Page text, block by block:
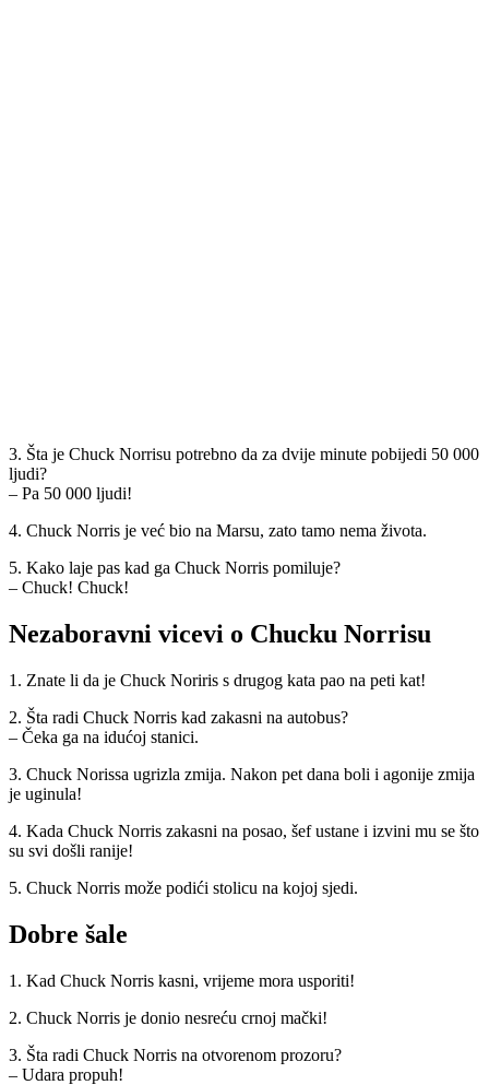
3. Šta je Chuck Norrisu potrebno da za dvije minute pobijedi 50 000
ljudi?
– Pa 50 000 ljudi!
4. Chuck Norris je već bio na Marsu, zato tamo nema života.
5. Kako laje pas kad ga Chuck Norris pomiluje?
– Chuck! Chuck!
Nezaboravni vicevi o Chucku Norrisu
1. Znate li da je Chuck Noriris s drugog kata pao na peti kat!
2. Šta radi Chuck Norris kad zakasni na autobus?
– Čeka ga na idućoj stanici.
3. Chuck Norissa ugrizla zmija. Nakon pet dana boli i agonije zmija
je uginula!
4. Kada Chuck Norris zakasni na posao, šef ustane i izvini mu se što
su svi došli ranije!
5. Chuck Norris može podići stolicu na kojoj sjedi.
Dobre šale
1. Kad Chuck Norris kasni, vrijeme mora usporiti!
2. Chuck Norris je donio nesreću crnoj mački!
3. Šta radi Chuck Norris na otvorenom prozoru?
– Udara propuh!